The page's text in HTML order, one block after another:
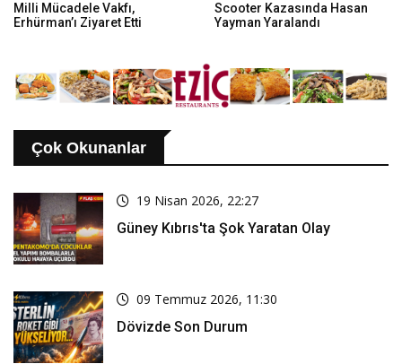
Milli Mücadele Vakfı,
Erhürman’ı Ziyaret Etti
Scooter Kazasında Hasan
Yayman Yaralandı
Çok Okunanlar
19 Nisan 2026, 22:27
Güney Kıbrıs'ta Şok Yaratan Olay
09 Temmuz 2026, 11:30
Dövizde Son Durum